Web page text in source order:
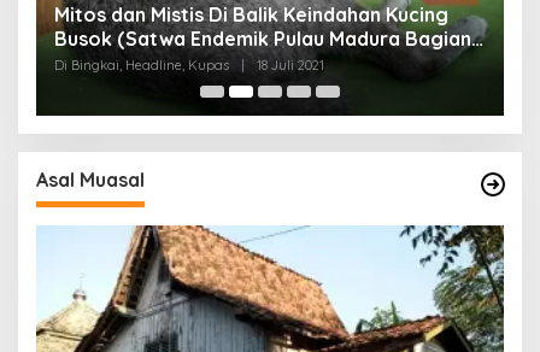
Mitos dan Mistis Di Balik Keindahan Kucing
Busok (Satwa Endemik Pulau Madura Bagian
I)
Di Bingkai, Headline, Kupas 18 Juli 2021
Asal Muasal